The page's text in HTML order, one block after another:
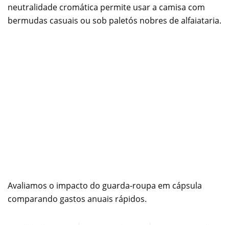
neutralidade cromática permite usar a camisa com
bermudas casuais ou sob paletós nobres de alfaiataria.
Avaliamos o impacto do guarda-roupa em cápsula
comparando gastos anuais rápidos.